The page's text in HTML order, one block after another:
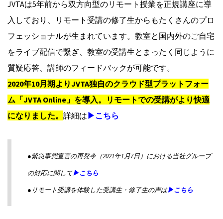
JVTAは5年前から双方向型のリモート授業を正規講座に導
入しており、リモート受講の修了生からもたくさんのプロ
フェッショナルが生まれています。教室と国内外のご自宅
をライブ配信で繋ぎ、教室の受講生とまったく同じように
質疑応答、講師のフィードバックが可能です。
2020年10月期よりJVTA独自のクラウド型プラットフォー
ム「JVTA Online」を導入。リモートでの受講がより快適
になりました。 詳細は ▶こちら
●緊急事態宣言の再発令（2021年1月7日）における当社グループ
の対応に関して▶こちら
●リモート受講を体験した受講生・修了生の声は▶こちら